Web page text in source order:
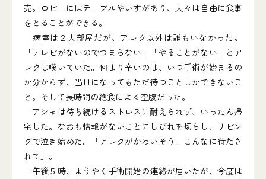
売。ロビーにはテーブルやいすがあり、人々は自由に食事
をとることができる。
病室は２人部屋だが、アレク以外は誰もいなかった。
「テレビがないのでつまらない」「やることがない」とア
レクは嘆いていた。何より辛いのは、いつ手術が始まるの
か分からず、当日になってもただ待つことしかできないこ
と。そして長時間の絶食による空腹だった。
アシャは待ち続けるストレスに耐えられず、いったん帰
宅した。なおも情報がないことにしびれを切らし、リビン
グで泣き始めた。「アレクがかわいそう。こんなに待たさ
れて」。
午後５時、ようやく手術開始の連絡が届いたが、今度は